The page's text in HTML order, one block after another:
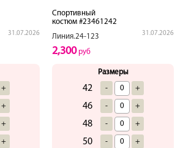
31.07.2026
+
+
+
+
Спортивный
костюм #23461242
Линия.24-123
31.07.2026
2,300руб
Размеры
42 - +
46 - +
48 - +
50 - +